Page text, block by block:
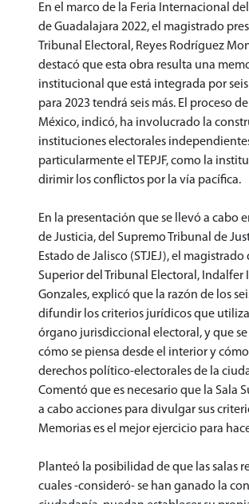
En el marco de la Feria Internacional
de Guadalajara 2022, el magistrado
Tribunal Electoral, Reyes Rodríguez
destacó que esta obra resulta una
institucional que está integrada por
para 2023 tendrá seis más. El proceso
México, indicó, ha involucrado la
instituciones electorales
particularmente el TEPJF, como la
dirimir los conflictos por la vía pacífica.
En la presentación que se llevó a cabo
de Justicia, del Supremo Tribunal de
Estado de Jalisco (STJEJ), el magistrado
Superior del Tribunal Electoral, Indalfer
Gonzales, explicó que la razón de los
difundir los criterios jurídicos que
órgano jurisdiccional electoral, y que
cómo se piensa desde el interior y
derechos político-electorales de la
Comentó que es necesario que la Sala
a cabo acciones para divulgar sus
Memorias es el mejor ejercicio para
Planteó la posibilidad de que las salas
cuales -consideró- se han ganado la